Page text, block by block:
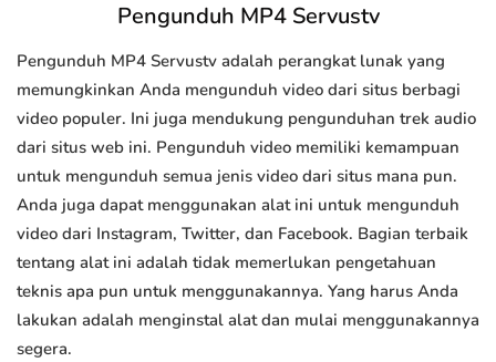
Pengunduh MP4 Servustv
Pengunduh MP4 Servustv adalah perangkat lunak yang
memungkinkan Anda mengunduh video dari situs berbagi
video populer. Ini juga mendukung pengunduhan trek audio
dari situs web ini. Pengunduh video memiliki kemampuan
untuk mengunduh semua jenis video dari situs mana pun.
Anda juga dapat menggunakan alat ini untuk mengunduh
video dari Instagram, Twitter, dan Facebook. Bagian terbaik
tentang alat ini adalah tidak memerlukan pengetahuan
teknis apa pun untuk menggunakannya. Yang harus Anda
lakukan adalah menginstal alat dan mulai menggunakannya
segera.